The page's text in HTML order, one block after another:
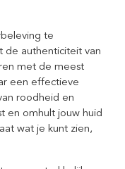
te
de authenticiteit van
met de meest
een effectieve
roodheid en
en omhult jouw huid
wat je kunt zien,